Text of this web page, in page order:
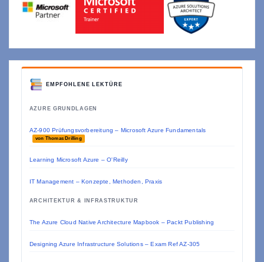
EMPFOHLENE LEKTÜRE
AZURE GRUNDLAGEN
AZ-900 Prüfungsvorbereitung – Microsoft Azure Fundamentals
von Thomas Drilling
Learning Microsoft Azure – O'Reilly
IT Management – Konzepte, Methoden, Praxis
ARCHITEKTUR & INFRASTRUKTUR
The Azure Cloud Native Architecture Mapbook – Packt Publishing
Designing Azure Infrastructure Solutions – Exam Ref AZ-305